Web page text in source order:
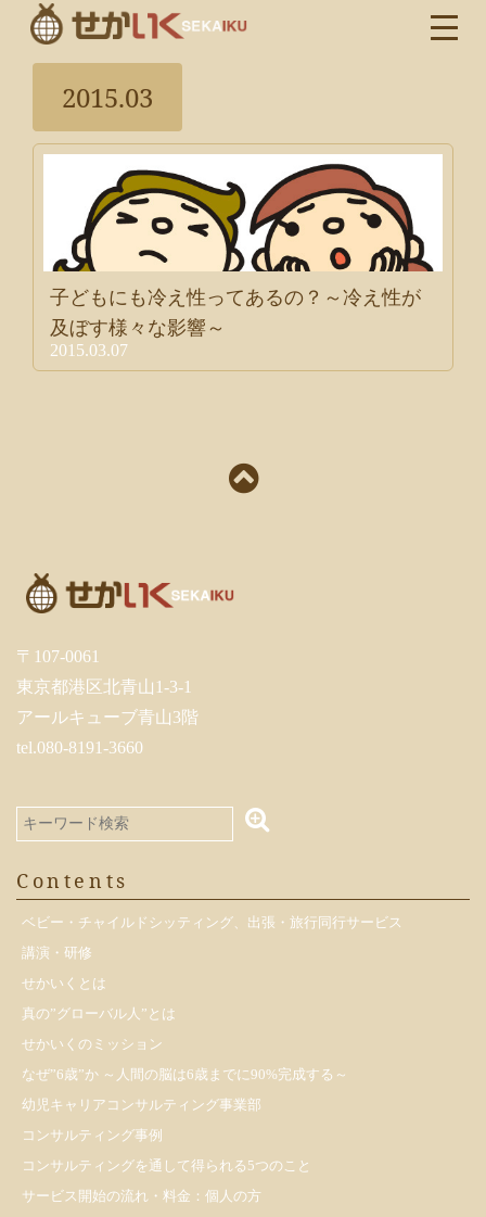
2015.03
子どもにも冷え性ってあるの？～冷え性が
及ぼす様々な影響～
2015.03.07
〒107-0061
東京都港区北青山1-3-1
アールキューブ青山3階
tel.080-8191-3660
Contents
ベビー・チャイルドシッティング、出張・旅行同行サービス
講演・研修
せかいくとは
真の”グローバル人”とは
せかいくのミッション
なぜ”6歳”か ～人間の脳は6歳までに90%完成する～
幼児キャリアコンサルティング事業部
コンサルティング事例
コンサルティングを通して得られる5つのこと
サービス開始の流れ・料金：個人の方